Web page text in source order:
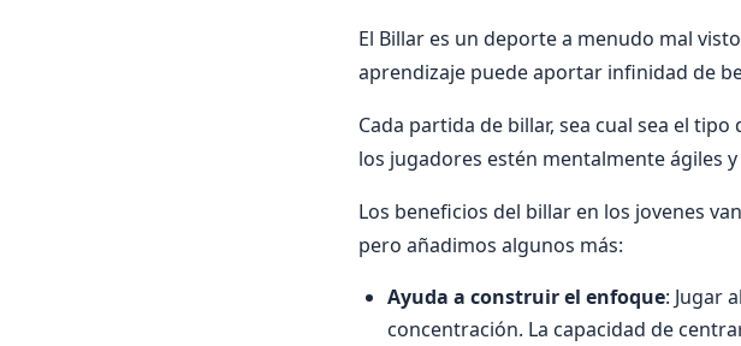
El Billar es un deporte a menudo mal
aprendizaje puede aportar infinidad de
Cada partida de billar, sea cual sea el
los jugadores estén mentalmente ágiles
Los beneficios del billar en los jovenes
pero añadimos algunos más:
Ayuda a construir el enfoque: Jugar
concentración. La capacidad de